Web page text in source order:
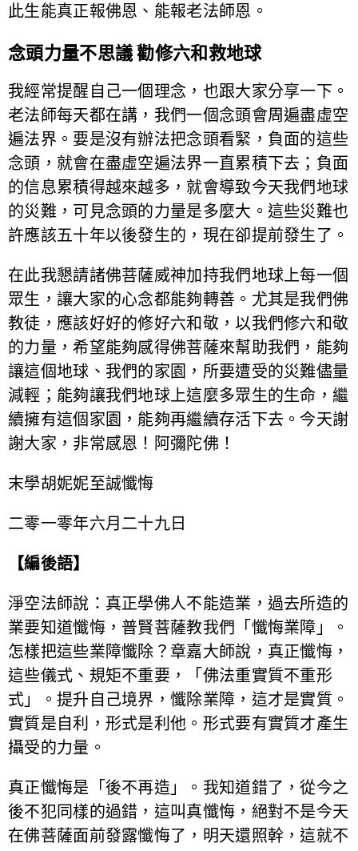
此生能真正報佛恩、能報老法師恩。
念頭力量不思議 勸修六和救地球
我經常提醒自己一個理念，也跟大家分享一下。
老法師每天都在講，我們一個念頭會周遍盡虛空
遍法界。要是沒有辦法把念頭看緊，負面的這些
念頭，就會在盡虛空遍法界一直累積下去；負面
的信息累積得越來越多，就會導致今天我們地球
的災難，可見念頭的力量是多麼大。這些災難也
許應該五十年以後發生的，現在卻提前發生了。
在此我懇請諸佛菩薩威神加持我們地球上每一個
眾生，讓大家的心念都能夠轉善。尤其是我們佛
教徒，應該好好的修好六和敬，以我們修六和敬
的力量，希望能夠感得佛菩薩來幫助我們，能夠
讓這個地球、我們的家園，所要遭受的災難儘量
減輕；能夠讓我們地球上這麼多眾生的生命，繼
續擁有這個家園，能夠再繼續存活下去。今天謝
謝大家，非常感恩！阿彌陀佛！
末學胡妮妮至誠懺悔
二零一零年六月二十九日
【編後語】
淨空法師說：真正學佛人不能造業，過去所造的
業要知道懺悔，普賢菩薩教我們「懺悔業障」。
怎樣把這些業障懺除？章嘉大師說，真正懺悔，
這些儀式、規矩不重要，「佛法重實質不重形
式」。提升自己境界，懺除業障，這才是實質。
實質是自利，形式是利他。形式要有實質才產生
攝受的力量。
真正懺悔是「後不再造」。我知道錯了，從今之
後不犯同樣的過錯，這叫真懺悔，絕對不是今天
在佛菩薩面前發露懺悔了，明天還照幹，這就不